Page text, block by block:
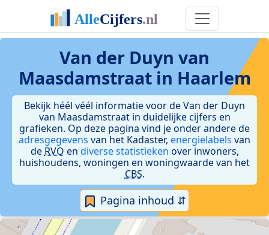
Van der Duyn van
Maasdamstraat in Haarlem
Bekijk héél véél informatie voor de Van der Duyn
van Maasdamstraat in duidelijke cijfers en
grafieken. Op deze pagina vind je onder andere de
adresgegevens van het Kadaster, energielabels van
de RVO en diverse statistieken over inwoners,
huishoudens, woningen en woningwaarde van het
CBS.
Pagina inhoud ⇵